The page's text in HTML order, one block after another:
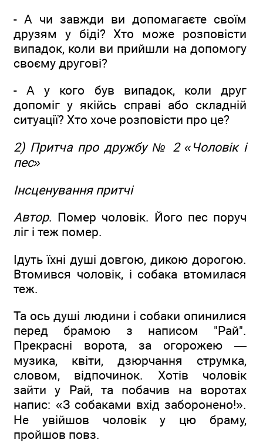
- А чи завжди ви допомагаєте своїм
друзям у біді? Хто може розповісти
випадок, коли ви прийшли на допомогу
своєму другові?
- А у кого був випадок, коли друг
допоміг у якійсь справі або складній
ситуації? Хто хоче розповісти про це?
2) Притча про дружбу № 2 «Чоловік і
пес»
Інсценування притчі
Автор. Помер чоловік. Його пес поруч
ліг і теж помер.
Ідуть їхні душі довгою, дикою дорогою.
Втомився чоловік, і собака втомилася
теж.
Та ось душі людини і собаки опинилися
перед брамою з написом "Рай".
Прекрасні ворота, за огорожею —
музика, квіти, дзюрчання струмка,
словом, відпочинок. Хотів чоловік
зайти у Рай, та побачив на воротах
напис: «З собаками вхід заборонено!».
Не увійшов чоловік у цю браму,
пройшов повз.